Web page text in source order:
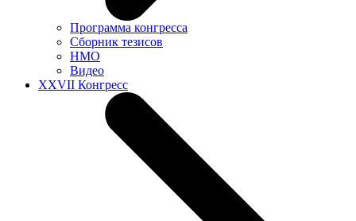
Программа конгресса
Сборник тезисов
НМО
Видео
XXVII Конгресс